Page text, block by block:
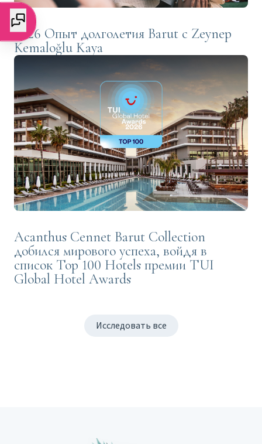
2026 Опыт долголетия Barut с Zeynep
Kemaloğlu Kaya
Acanthus Cennet Barut Collection
добился мирового успеха, войдя в
список Top 100 Hotels премии TUI
Global Hotel Awards
Исследовать все